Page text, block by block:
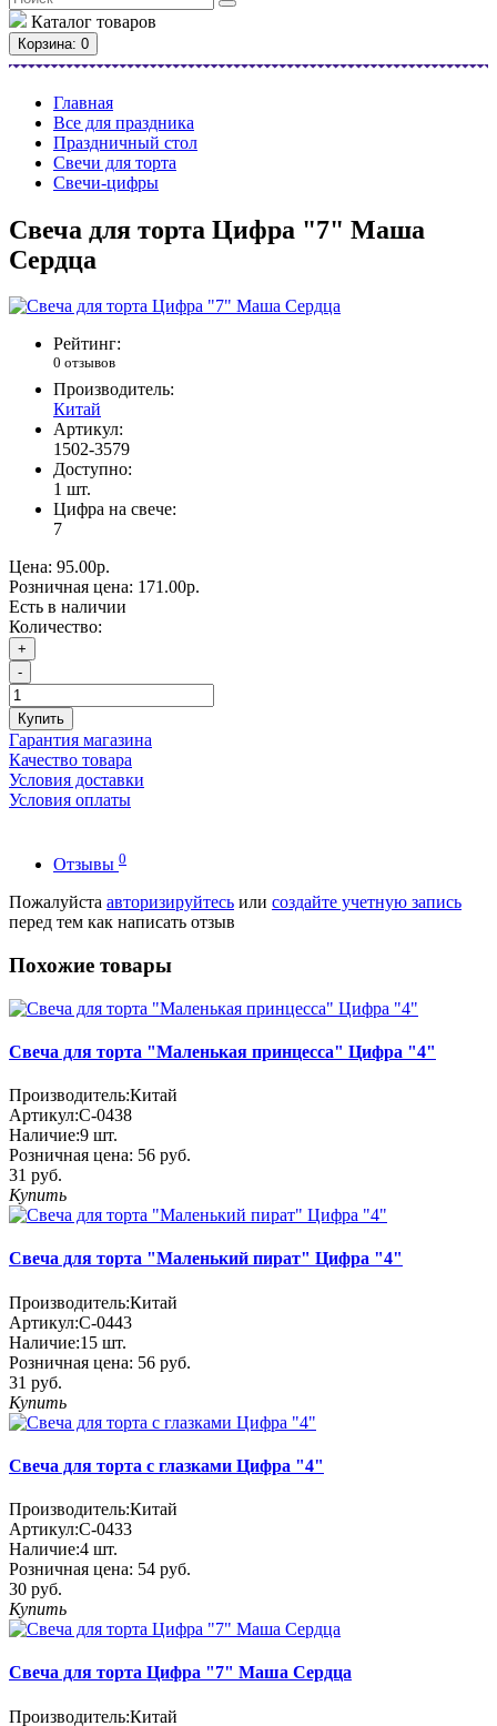
Каталог товаров
Корзина: 0
Главная
Все для праздника
Праздничный стол
Свечи для торта
Свечи-цифры
Свеча для торта Цифра "7" Маша
Сердца
Рейтинг:
0 отзывов
Производитель:
Китай
Артикул:
1502-3579
Доступно:
1 шт.
Цифра на свече:
7
Цена: 95.00р.
Розничная цена: 171.00р.
Есть в наличии
Количество:
+
-
Купить
Гарантия магазина
Качество товара
Условия доставки
Условия оплаты
Отзывы 0
Пожалуйста авторизируйтесь или создайте учетную запись
перед тем как написать отзыв
Похожие товары
Свеча для торта "Маленькая принцесса" Цифра "4"
Производитель:Китай
Артикул:С-0438
Наличие:9 шт.
Розничная цена: 56 руб.
31 руб.
Купить
Свеча для торта "Маленький пират" Цифра "4"
Производитель:Китай
Артикул:С-0443
Наличие:15 шт.
Розничная цена: 56 руб.
31 руб.
Купить
Свеча для торта с глазками Цифра "4"
Производитель:Китай
Артикул:С-0433
Наличие:4 шт.
Розничная цена: 54 руб.
30 руб.
Купить
Свеча для торта Цифра "7" Маша Сердца
Производитель:Китай